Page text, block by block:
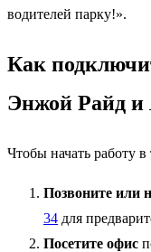
водителей парку!».
Как
Энжой Райд и
Чтобы начать работу
Позвоните или
34 для
Посетите офис